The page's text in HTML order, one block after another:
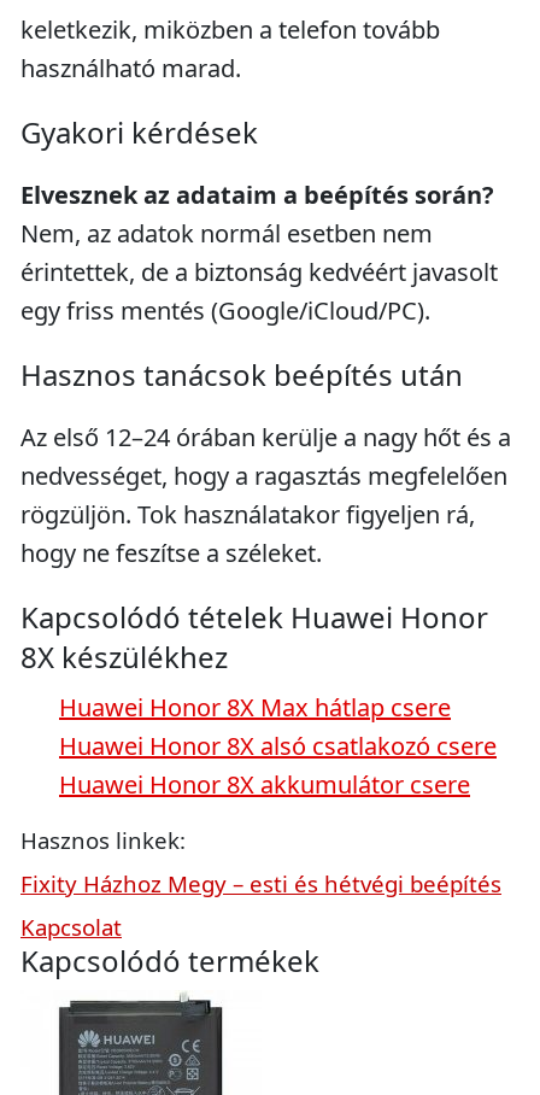
keletkezik, miközben a telefon tovább
használható marad.
Gyakori kérdések
Elvesznek az adataim a beépítés során?
Nem, az adatok normál esetben nem
érintettek, de a biztonság kedvéért javasolt
egy friss mentés (Google/iCloud/PC).
Hasznos tanácsok beépítés után
Az első 12–24 órában kerülje a nagy hőt és a
nedvességet, hogy a ragasztás megfelelően
rögzüljön. Tok használatakor figyeljen rá,
hogy ne feszítse a széleket.
Kapcsolódó tételek Huawei Honor
8X készülékhez
Huawei Honor 8X Max hátlap csere
Huawei Honor 8X alsó csatlakozó csere
Huawei Honor 8X akkumulátor csere
Hasznos linkek:
Fixity Házhoz Megy – esti és hétvégi beépítés
Kapcsolat
Kapcsolódó termékek